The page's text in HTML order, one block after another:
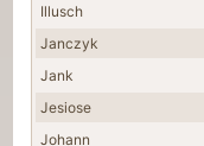
Illusch
Janczyk
Jank
Jesiose
Johann